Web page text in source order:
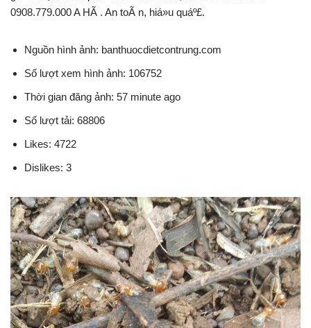
0908.779.000 A HÃ . An toÃ n, hiá»u quáº£.
Nguồn hình ảnh: banthuocdietcontrung.com
Số lượt xem hình ảnh: 106752
Thời gian đăng ảnh: 57 minute ago
Số lượt tải: 68806
Likes: 4722
Dislikes: 3